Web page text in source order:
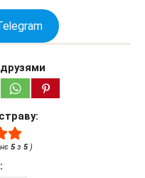
5з 5)